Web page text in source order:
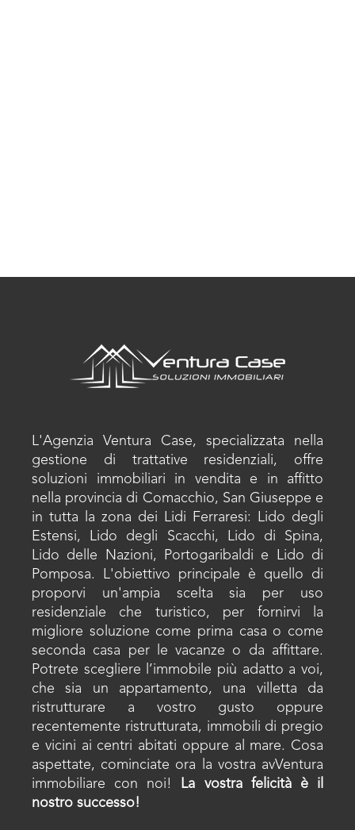
L'Agenzia Ventura Case, specializzata nella
gestione di trattative residenziali, offre
soluzioni immobiliari in vendita e in affitto
nella provincia di Comacchio, San Giuseppe e
in tutta la zona dei Lidi Ferraresi: Lido degli
Estensi, Lido degli Scacchi, Lido di Spina,
Lido delle Nazioni, Portogaribaldi e Lido di
Pomposa. L'obiettivo principale è quello di
proporvi un'ampia scelta sia per uso
residenziale che turistico, per fornirvi la
migliore soluzione come prima casa o come
seconda casa per le vacanze o da affittare.
Potrete scegliere l’immobile più adatto a voi,
che sia un appartamento, una villetta da
ristrutturare a vostro gusto oppure
recentemente ristrutturata, immobili di pregio
e vicini ai centri abitati oppure al mare. Cosa
aspettate, cominciate ora la vostra avVentura
immobiliare con noi!
La vostra felicità è il
nostro successo!